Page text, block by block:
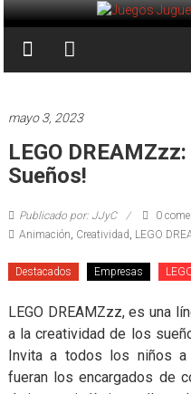
Saltar
al
contenido
Juegos
Juguetes
y
Coleccionables
Noticias
entretenimiento
para
coleccionistas.
mayo 3, 2023
LEGO
Sueños!
Publicado por: JJyC
0
Animación Creatividad LEGO
Destacados Empresas
LEGO DREAMZzz, es una
a la creatividad de los
Invita a todos los niños
fueran los encargados de